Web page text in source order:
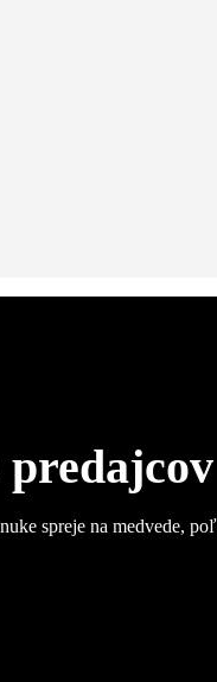
spreje na medvede,